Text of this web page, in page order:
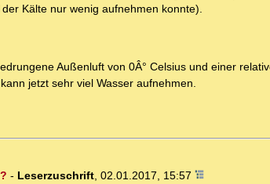
Kälte nur wenig aufnehmen konnte).
Außenluft von 0Â° Celsius und einer
jetzt sehr viel Wasser aufnehmen.
- Leserzuschrift, 02.01.2017, 15:57